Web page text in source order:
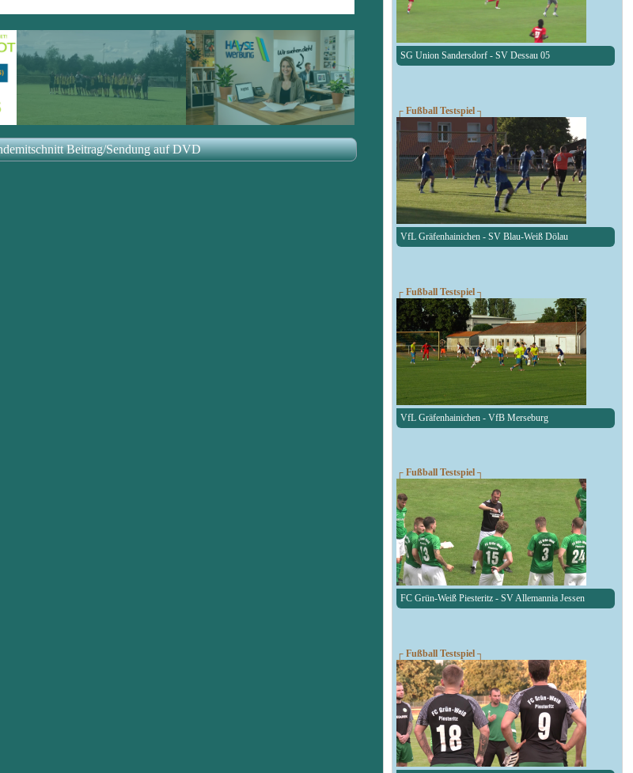
Beitrag/Sendung auf DVD
SG Union Sandersdorf - SV Dessau 05
┌ Fußball Testspiel ┐
VfL Gräfenhainichen - SV Blau-Weiß Dölau
┌ Fußball Testspiel ┐
VfL Gräfenhainichen - VfB Merseburg
┌ Fußball Testspiel ┐
FC Grün-Weiß Piesteritz - SV Allemannia Jessen
┌ Fußball Testspiel ┐